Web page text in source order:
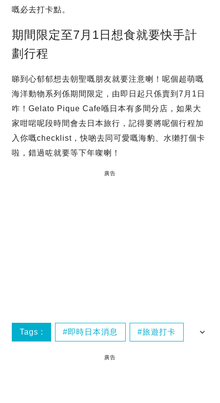
嘅必去打卡點。
期間限定至7月1日想食就要快手計
劃行程
睇到心郁郁想去朝聖嘅朋友就要注意喇！呢個超萌嘅
海洋動物系列係期間限定，由即日起只係賣到7月1日
咋！Gelato Pique Cafe喺日本有多間分店，如果大
家咁啱呢段時間會去日本旅行，記得要將呢個行程加
入你嘅checklist，快啲去同可愛嘅海豹、水獺打個卡
啦，錯過咗就要等下年㗎喇！
廣告
Tags : 即時日本消息 旅遊打卡
廣告